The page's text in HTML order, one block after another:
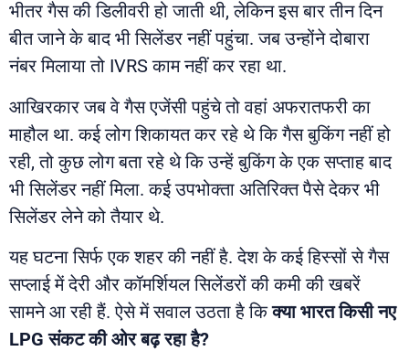
भीतर गैस की डिलीवरी हो जाती थी, लेकिन इस बार तीन दिन
बीत जाने के बाद भी सिलेंडर नहीं पहुंचा. जब उन्होंने दोबारा
नंबर मिलाया तो IVRS काम नहीं कर रहा था.
आखिरकार जब वे गैस एजेंसी पहुंचे तो वहां अफरातफरी का
माहौल था. कई लोग शिकायत कर रहे थे कि गैस बुकिंग नहीं हो
रही, तो कुछ लोग बता रहे थे कि उन्हें बुकिंग के एक सप्ताह बाद
भी सिलेंडर नहीं मिला. कई उपभोक्ता अतिरिक्त पैसे देकर भी
सिलेंडर लेने को तैयार थे.
यह घटना सिर्फ एक शहर की नहीं है. देश के कई हिस्सों से गैस
सप्लाई में देरी और कॉमर्शियल सिलेंडरों की कमी की खबरें
सामने आ रही हैं. ऐसे में सवाल उठता है किक्या भारत किसी नए
LPG संकट की ओर बढ़ रहा है?